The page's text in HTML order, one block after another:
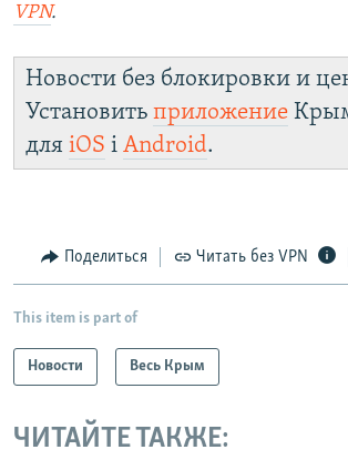
VPN.
Новости без блокировки и
Установить приложение
для iOS і Android.
Поделиться Читать без VPN
This item is part of
Новости Весь Крым
ЧИТАЙТЕ ТАКЖЕ: